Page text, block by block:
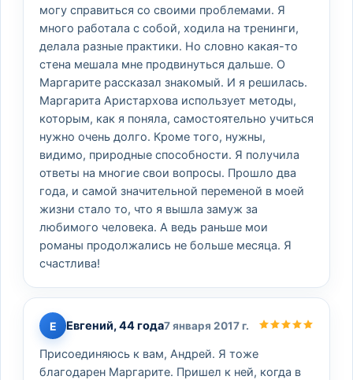
могу справиться со своими проблемами. Я
много работала с собой, ходила на тренинги,
делала разные практики. Но словно какая-то
стена мешала мне продвинуться дальше. О
Маргарите рассказал знакомый. И я решилась.
Маргарита Аристархова использует методы,
которым, как я поняла, самостоятельно учиться
нужно очень долго. Кроме того, нужны,
видимо, природные способности. Я получила
ответы на многие свои вопросы. Прошло два
года, и самой значительной переменой в моей
жизни стало то, что я вышла замуж за
любимого человека. А ведь раньше мои
романы продолжались не больше месяца. Я
счастлива!
Е Евгений, 44 года7 января 2017 г.
Присоединяюсь к вам, Андрей. Я тоже
благодарен Маргарите. Пришел к ней, когда в